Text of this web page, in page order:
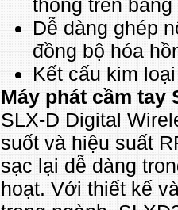
thống trên
Dễ dàng ghép
đồng bộ hóa
Kết cấu kim
Máy phát cầm tay
SLX-D Digital
suốt và hiệu suất
sạc lại dễ dàng
hoạt. Với thiết kế